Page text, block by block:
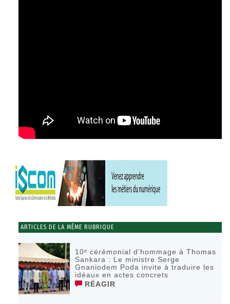
ARTICLES DE LA MÊME RUBRIQUE
10ᵉ cérémonial d’hommage à Thomas
Sankara : Le ministre Serge
Gnaniodem Poda invite à traduire les
idéaux en actes concrets
RÉAGIR